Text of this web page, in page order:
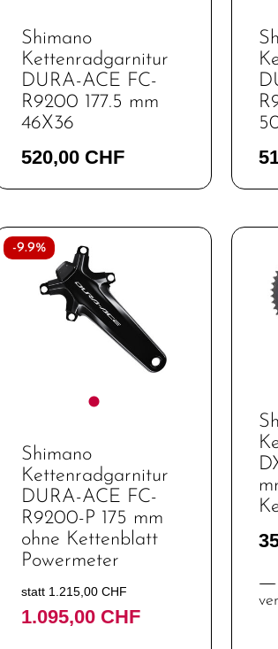
Shimano
Kettenradgarnitur
DURA-ACE FC-
R9200 177.5 mm
46X36
520,00 CHF
-9.9%
Shimano
Kettenradgarnitur
DURA-ACE FC-
R9200-P 175 mm
ohne Kettenblatt
Powermeter
statt 1.215,00 CHF
1.095,00 CHF